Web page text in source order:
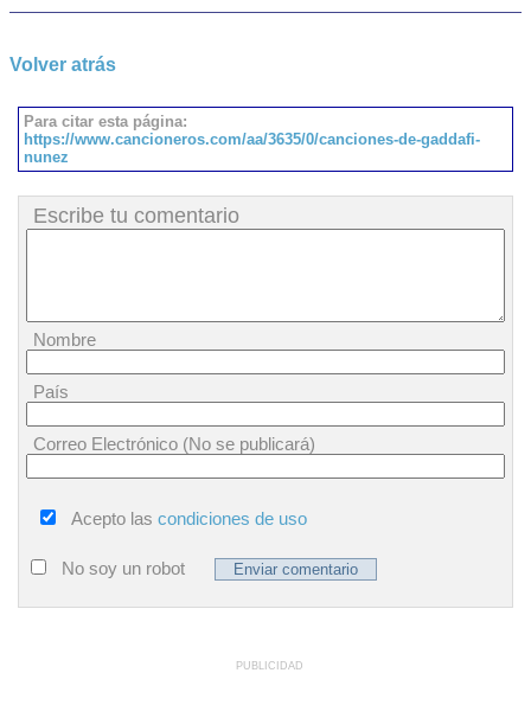
Volver atrás
Para citar esta página:
https://www.cancioneros.com/aa/3635/0/canciones-de-gaddafi-
nunez
Escribe tu comentario
Nombre
País
Correo Electrónico (No se publicará)
Acepto las condiciones de uso
No soy un robot
PUBLICIDAD